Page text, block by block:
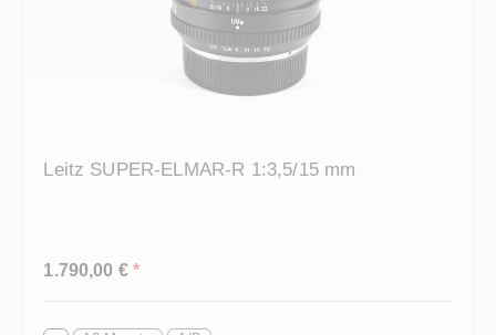
12 Monate A/B